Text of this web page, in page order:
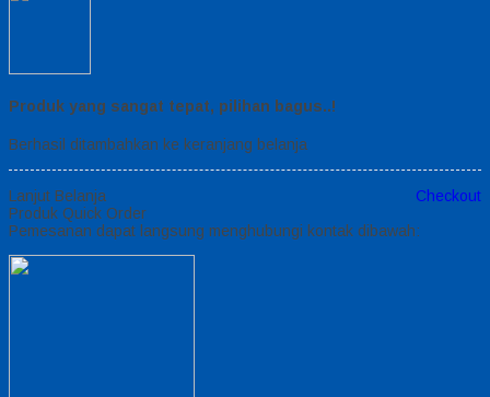
Produk yang sangat tepat, pilihan bagus..!
Berhasil ditambahkan ke keranjang belanja
Lanjut Belanja
Checkout
Produk Quick Order
Pemesanan dapat langsung menghubungi kontak dibawah: